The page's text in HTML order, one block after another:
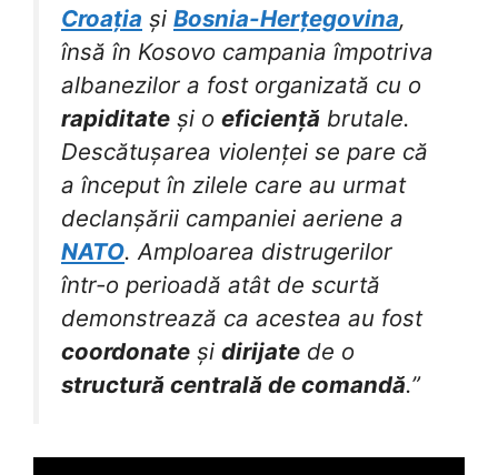
Croația și Bosnia-Herțegovina,
însă în Kosovo campania împotriva
albanezilor a fost organizată cu o
rapiditate și o eficiență brutale.
Descătușarea violenței se pare că
a început în zilele care au urmat
declanșării campaniei aeriene a
NATO. Amploarea distrugerilor
într-o perioadă atât de scurtă
demonstrează ca acestea au fost
coordonate și dirijate de o
structură centrală de comandă.”